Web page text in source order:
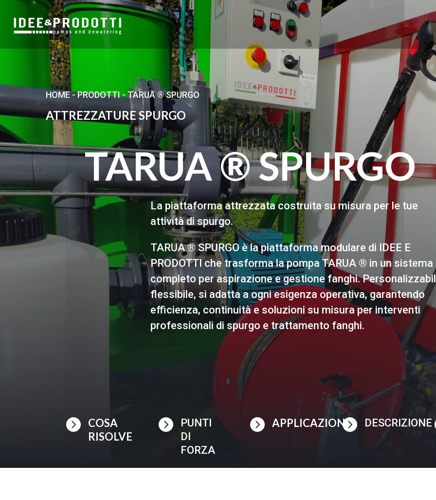
HOME-PRODOTTI-TARUA ® SPURGO
ATTREZZATURE SPURGO
TARUA®SPURGO
La piattaforma attrezzata costruita su misura per le tue
attività di spurgo.
TARUA ® SPURGO è la piattaforma modulare di IDEE E
PRODOTTI che trasforma la pompa TARUA ® in un sistema
completo per aspirazione e gestione fanghi.
flessibile, si adatta a ogni esigenza operativa, garantendo
efficienza, continuità e soluzioni su misura per interventi
professionali di spurgo e trattamento fanghi.
 COSA
RISOLVE

PUNTI
DI
FORZA
 APPLICAZIONI DESCRIZIONE